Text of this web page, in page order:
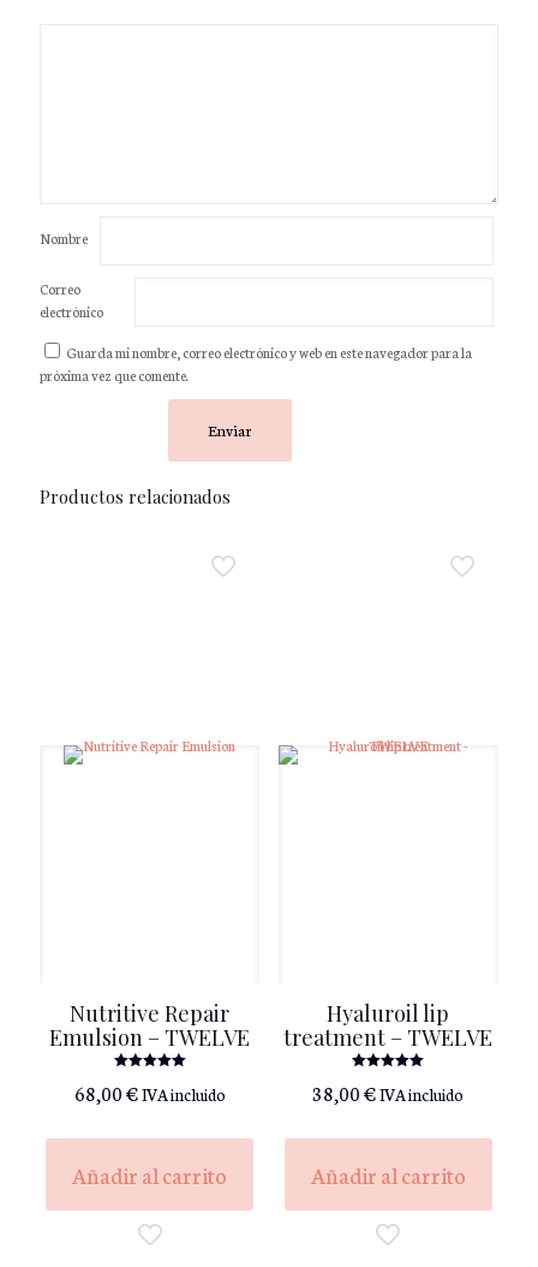
Nombre
Correo
electrónico
Guarda mi nombre, correo electrónico y web en este navegador para la
próxima vez que comente.
Productos relacionados
Nutritive Repair
Emulsion – TWELVE
con
68,00€IVA incluido
Añadir al carrito
Hyaluroil lip
treatment – TWELVE
con
38,00€IVA incluido
Añadir al carrito